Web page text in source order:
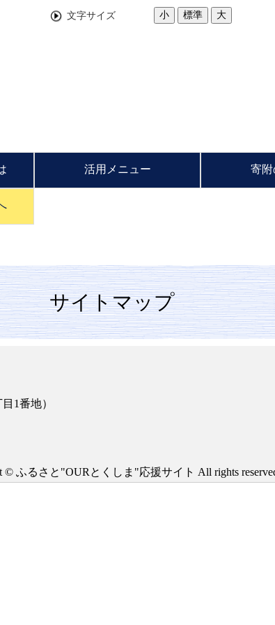
文字サイズ 小 標準 大
活用メニュー 寄
サイトマップ
1番地）
© ふるさと"OURとくしま"応援サイト All rights